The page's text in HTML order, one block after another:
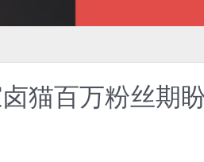
猫百万粉丝期